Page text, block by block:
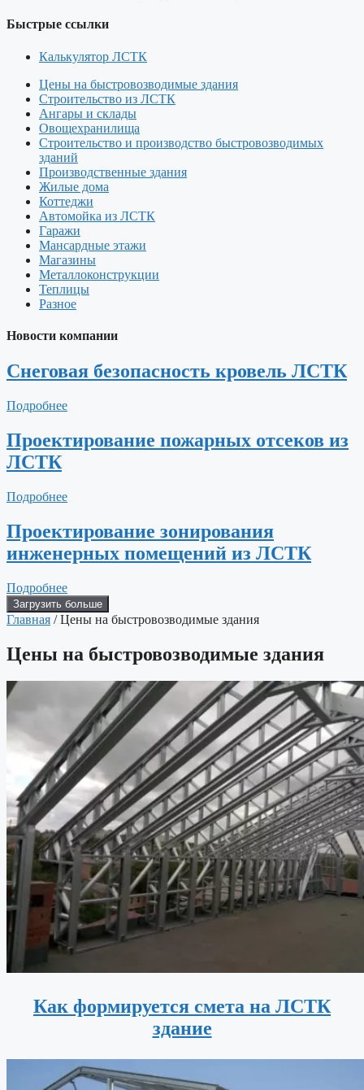
Быстрые ссылки
Калькулятор ЛСТК
Цены на быстровозводимые здания
Строительство из ЛСТК
Ангары и склады
Овощехранилища
Строительство и производство быстровозводимых
зданий
Производственные здания
Жилые дома
Коттеджи
Автомойка из ЛСТК
Гаражи
Мансардные этажи
Магазины
Металлоконструкции
Теплицы
Разное
Новости компании
Снеговая безопасность кровель ЛСТК
Подробнее
Проектирование пожарных отсеков из
ЛСТК
Подробнее
Проектирование зонирования
инженерных помещений из ЛСТК
Подробнее
Загрузить больше
Главная / Цены на быстровозводимые здания
Цены на быстровозводимые здания
Как формируется смета на ЛСТК
здание